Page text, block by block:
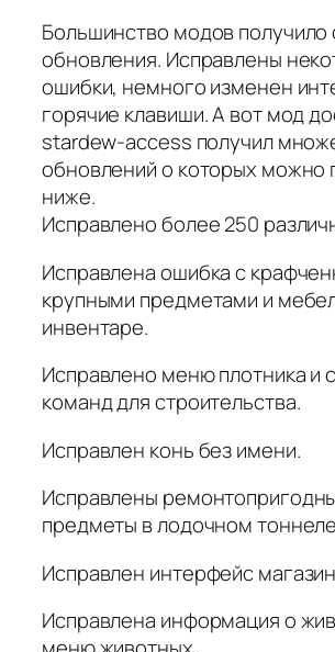
Большинство модов
обновления. Исправлены
ошибки, немного изменен
горячие клавиши. А вот мод
stardew-access получил
обновлений о которых можно
ниже.
Исправлено более 250
Исправлена ошибка с
крупными предметами и
инвентаре.
Исправлено меню плотника и
команд для строительства.
Исправлен конь без имени.
Исправлены
предметы в лодочном
Исправлен интерфейс
Исправлена информация о